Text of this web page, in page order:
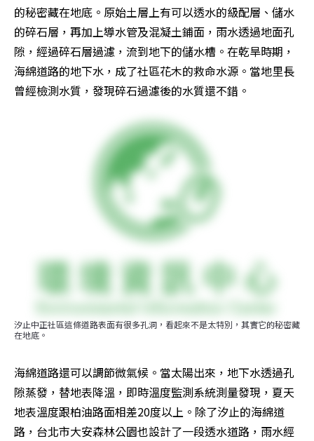
的秘密藏在地底。原始土層上有可以透水的級配層、儲水
的碎石層，再加上導水管及混凝土鋪面，雨水透過地面孔
隙，經過碎石層過濾，流到地下的儲水槽。在乾旱時期，
海綿道路的地下水，成了社區花木的救命水源。當地里長
曾經檢測水質，發現碎石過濾後的水質還不錯。
汐止中正社區這條道路表面有很多孔洞，看起來不是太特別，其實它的秘密藏
在地底。
海綿道路還可以調節微氣候。當太陽出來，地下水透過孔
隙蒸發，替地表降溫，即時溫度監測系統測量發現，夏天
地表溫度跟柏油路面相差20度以上。除了汐止的海綿道
路，台北市大安森林公園也設計了一段透水道路，雨水經